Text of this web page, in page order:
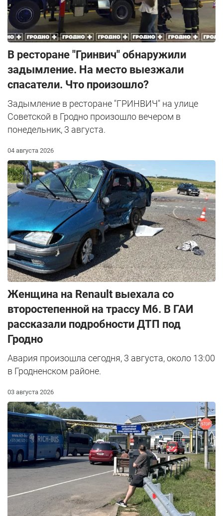
В ресторане "Гринвич" обнаружили
задымление. На место выезжали
спасатели. Что произошло?
Задымление в ресторане "ГРИНВИЧ" на улице
Советской в Гродно произошло вечером в
понедельник, 3 августа.
04 августа 2026
Женщина на Renault выехала со
второстепенной на трассу М6. В ГАИ
рассказали подробности ДТП под
Гродно
Авария произошла сегодня, 3 августа, около 13:00
в Гродненском районе.
03 августа 2026